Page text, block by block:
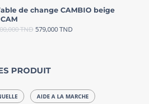
de change CAMBIO beige
TND 579,000TND
PRODUIT
AIDE A LA MARCHE